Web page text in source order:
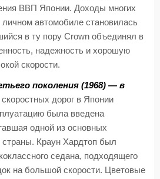
ВВП Японии. Доходы многих
автомобиле становилась
в ту пору Crown объединял в
надежность и хорошую
скорости.
поколения (1968) — в
дорог в Японии
была введена
одной из основных
страны. Краун Хардтоп был
седана, подходящего
на большой скорости. Цветовые